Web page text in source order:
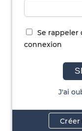
Se rappeler
connexion
J'ai